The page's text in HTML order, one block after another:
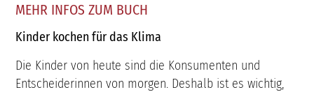
MEHR INFOS ZUM BUCH
Kinder kochen für das Klima
Die Kinder von heute sind die Konsumenten und
Entscheiderinnen von morgen. Deshalb ist es wichtig,